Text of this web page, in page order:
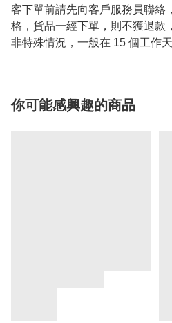
客下單前請先向客戶服務員聯絡
格，貨品一經下單，則不獲退款
非特殊情況，一般在 15 個工作天
你可能感興趣的商品